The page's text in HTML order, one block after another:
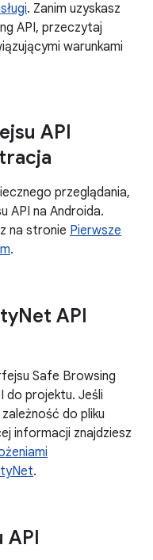
. Zanim uzyskasz
API, przeczytaj
warunkami
API
przeglądania,
API na Androida.
na stronie Pierwsze
.
Net API
Safe Browsing
do projektu. Jeśli
do pliku
informacji znajdziesz
.
API